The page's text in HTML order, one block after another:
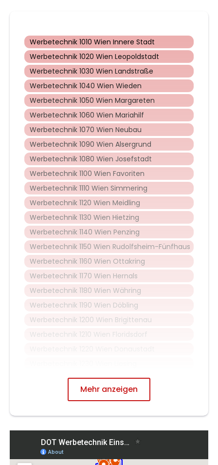
Werbetechnik 1010 Wien Innere Stadt
Werbetechnik 1020 Wien Leopoldstadt
Werbetechnik 1030 Wien Landstraße
Werbetechnik 1040 Wien Wieden
Werbetechnik 1050 Wien Margareten
Werbetechnik 1060 Wien Mariahilf
Werbetechnik 1070 Wien Neubau
Werbetechnik 1090 Wien Alsergrund
Werbetechnik 1080 Wien Josefstadt
Werbetechnik 1100 Wien Favoriten
Werbetechnik 1110 Wien Simmering
Werbetechnik 1120 Wien Meidling
Werbetechnik 1130 Wien Hietzing
Werbetechnik 1140 Wien Penzing
Werbetechnik 1150 Wien Rudolfsheim-Fünfhaus
Werbetechnik 1160 Wien Ottakring
Werbetechnik 1170 Wien Hernals
Werbetechnik 1180 Wien Währing
Werbetechnik 1190 Wien Döbling
Werbetechnik 1200 Wien Brigittenau
Werbetechnik 1210 Wien Floridsdorf
Mehr anzeigen